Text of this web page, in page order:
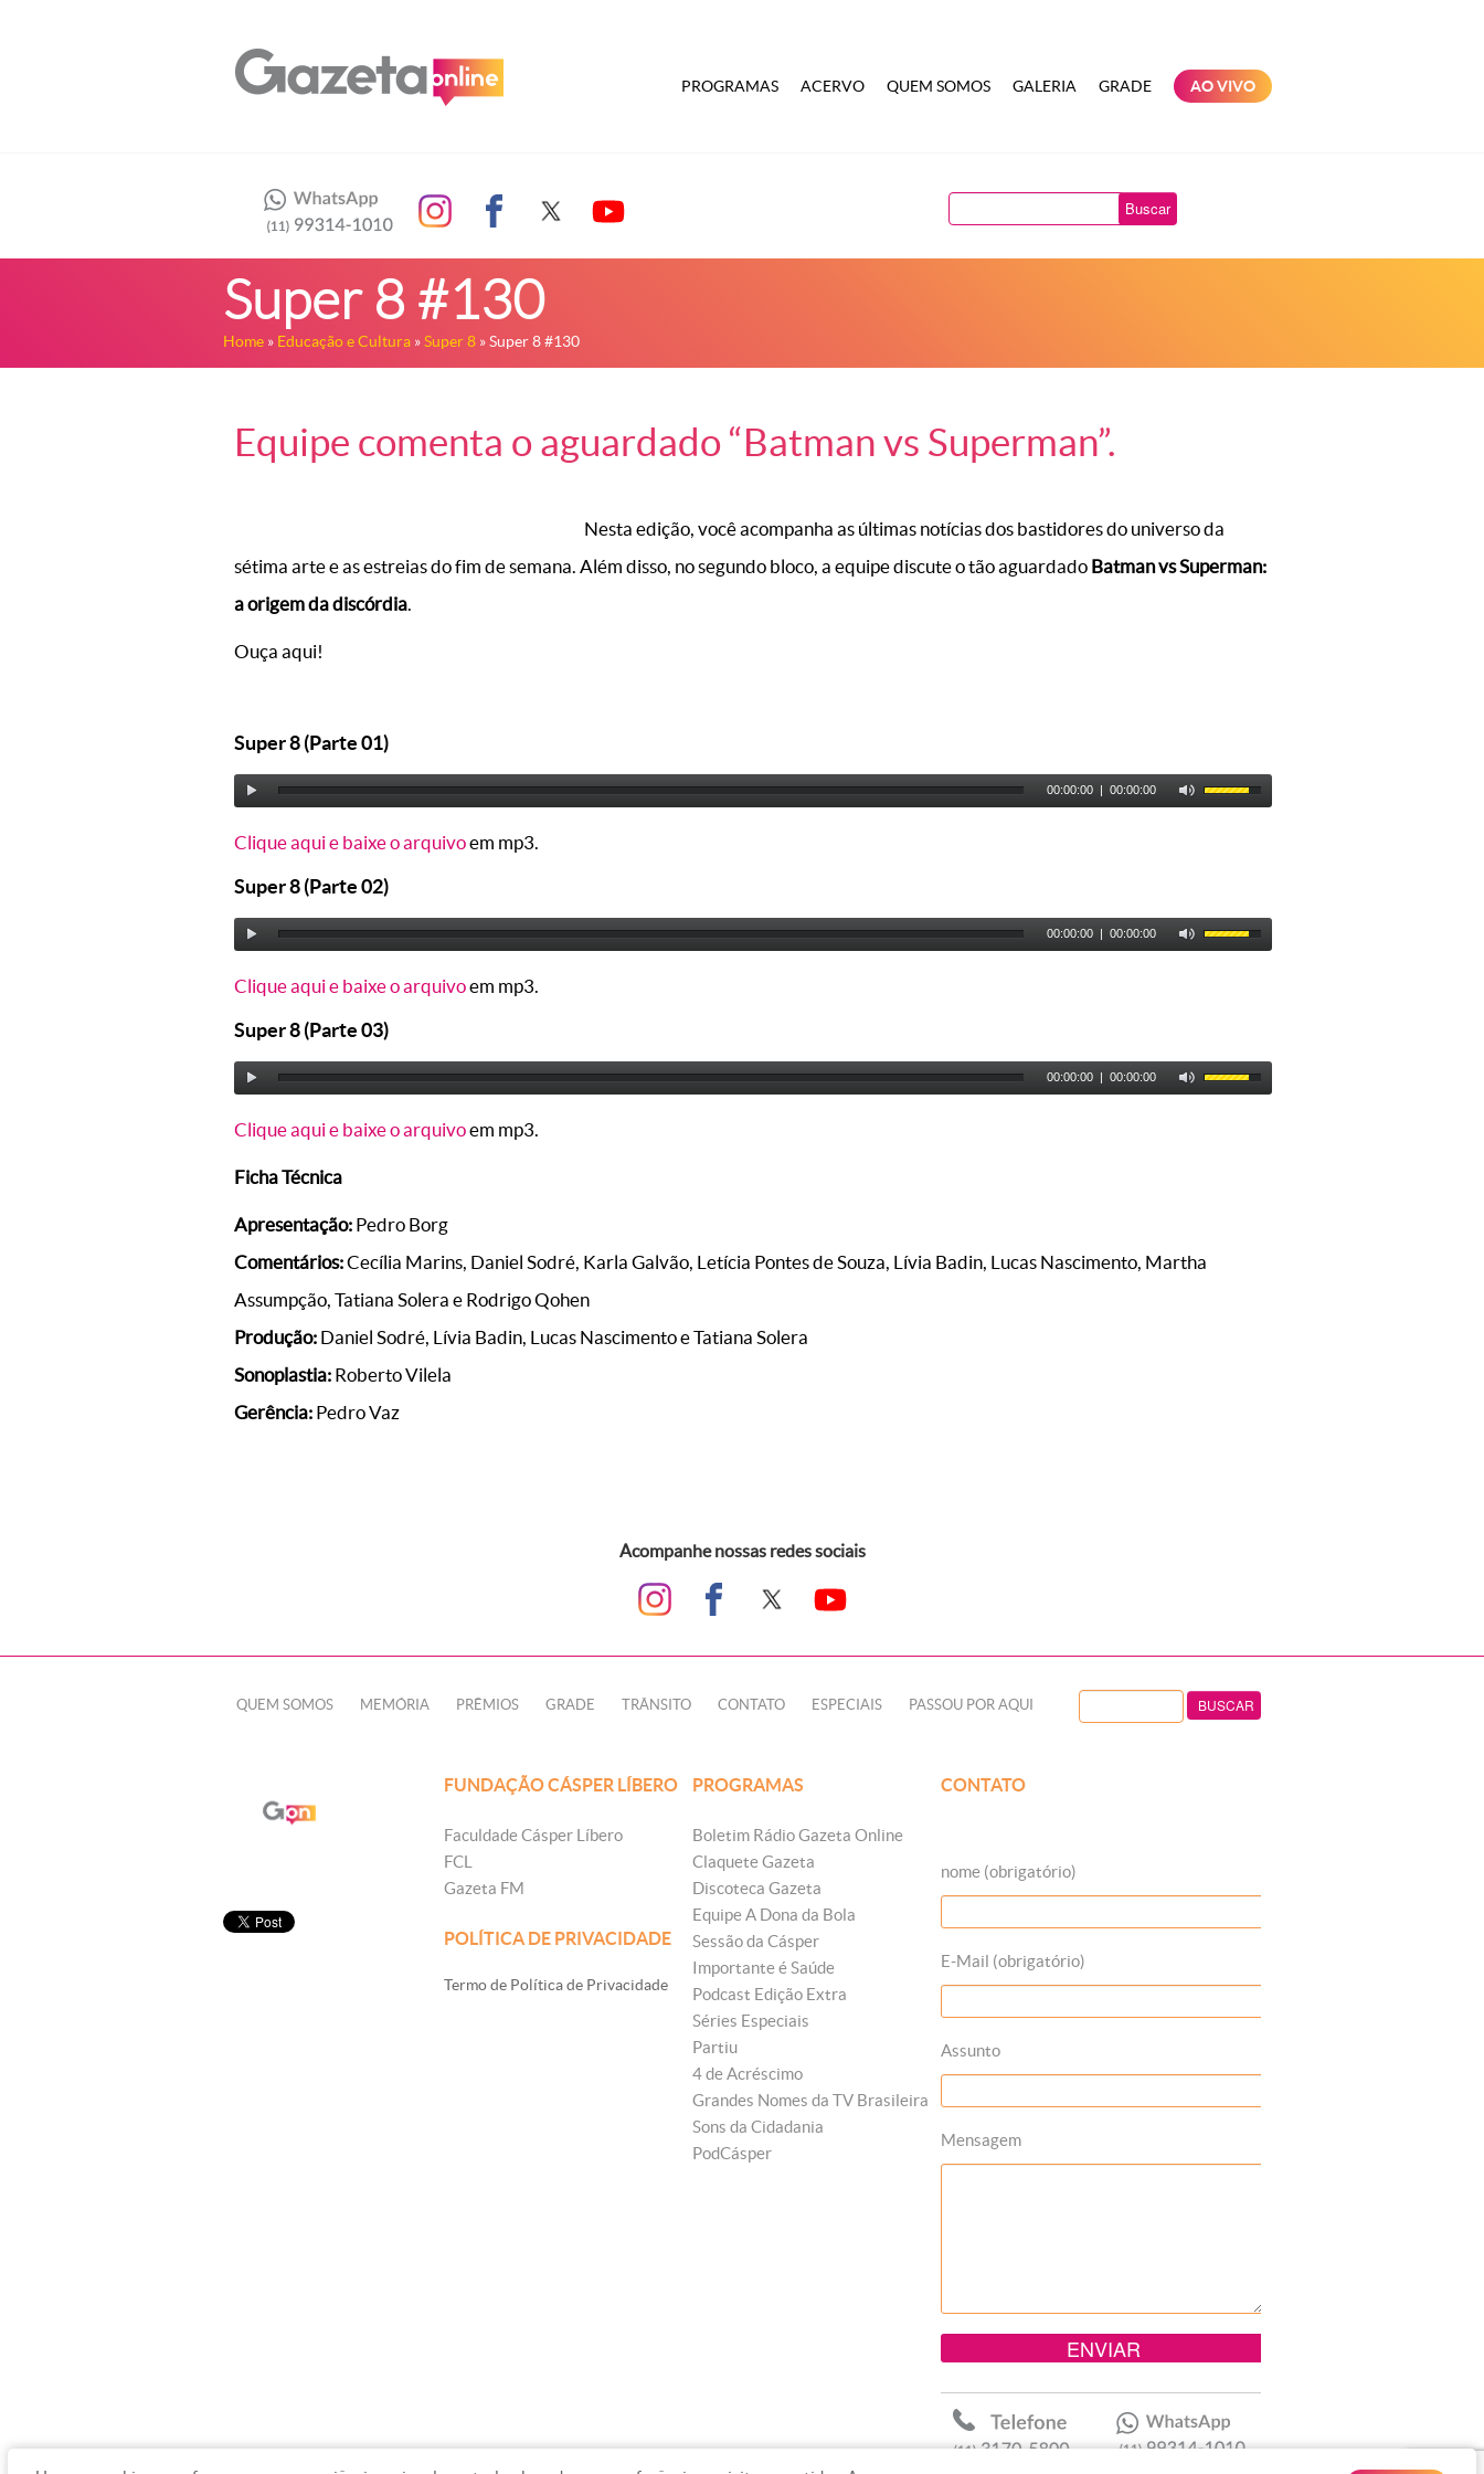
PROGRAMAS ACERVO QUEM SOMOS GALERIA GRADE AO VIVO
Buscar
Super 8 #130
Home » Educação e Cultura »Super 8 » Super 8 #130
Equipe comenta o aguardado “Batman vs Superman”.
Nesta edição, você acompanha as últimas notícias dos bastidores do universo da
sétima arte e as estreias do fim de semana. Além disso, no segundo bloco, a equipe discute o tão aguardado Batman vs Superman:
a origem da discórdia.
Ouça aqui!
Super 8 (Parte 01)
00:00:00 | 00:00:00
Clique aqui e baixe o arquivoem mp3.
Super 8 (Parte 02)
00:00:00 | 00:00:00
Clique aqui e baixe o arquivoem mp3.
Super 8 (Parte 03)
00:00:00 | 00:00:00
Clique aqui e baixe o arquivoem mp3.
Ficha Técnica
Apresentação: Pedro Borg
Comentários:Cecília Marins, Daniel Sodré, Karla Galvão, Letícia Pontes de Souza, Lívia Badin, Lucas Nascimento, Martha
Assumpção, Tatiana Solera e Rodrigo Qohen
Produção: Daniel Sodré, Lívia Badin, Lucas Nascimento e Tatiana Solera
Sonoplastia: Roberto Vilela
Gerência: Pedro Vaz
Acompanhe nossas redes sociais
QUEM SOMOS MEMÓRIA PRÊMIOS GRADE TRÂNSITO CONTATO ESPECIAIS PASSOU POR AQUI
FUNDAÇÃO CÁSPER LÍBERO
Faculdade Cásper Líbero
FCL
Gazeta FM
POLÍTICA DE PRIVACIDADE
Termo de Política de Privacidade
PROGRAMAS
Boletim Rádio Gazeta Online
Claquete Gazeta
Discoteca Gazeta
Equipe A Dona da Bola
Sessão da Cásper
Importante é Saúde
Podcast Edição Extra
Séries Especiais
Partiu
4 de Acréscimo
Grandes Nomes da TV Brasileira
Sons da Cidadania
PodCásper
CONTATO
nome (obrigatório)
E-Mail (obrigatório)
Assunto
Mensagem